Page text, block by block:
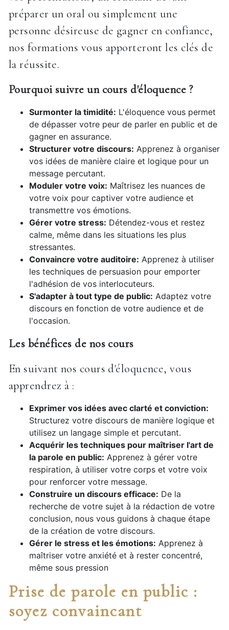
préparer un oral ou simplement une
personne désireuse de gagner en confiance,
nos formations vous apporteront les clés de
la réussite.
Pourquoi suivre un cours d'éloquence ?
Surmonter la timidité: L'éloquence vous permet
de dépasser votre peur de parler en public et de
gagner en assurance.
Structurer votre discours: Apprenez à organiser
vos idées de manière claire et logique pour un
message percutant.
Moduler votre voix: Maîtrisez les nuances de
votre voix pour captiver votre audience et
transmettre vos émotions.
Gérer votre stress: Détendez-vous et restez
calme, même dans les situations les plus
stressantes.
Convaincre votre auditoire: Apprenez à utiliser
les techniques de persuasion pour emporter
l'adhésion de vos interlocuteurs.
S'adapter à tout type de public: Adaptez votre
discours en fonction de votre audience et de
l'occasion.
Les bénéfices de nos cours
En suivant nos cours d'éloquence, vous
apprendrez à :
Exprimer vos idées avec clarté et conviction:
Structurez votre discours de manière logique et
utilisez un langage simple et percutant.
Acquérir les techniques pour maîtriser l'art de
la parole en public: Apprenez à gérer votre
respiration, à utiliser votre corps et votre voix
pour renforcer votre message.
Construire un discours efficace: De la
recherche de votre sujet à la rédaction de votre
conclusion, nous vous guidons à chaque étape
de la création de votre discours.
Gérer le stress et les émotions: Apprenez à
maîtriser votre anxiété et à rester concentré,
même sous pression
Prise de parole en public :
soyez convaincant